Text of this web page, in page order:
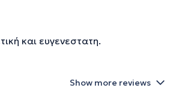
και ευγενεστατη.
Show more reviews